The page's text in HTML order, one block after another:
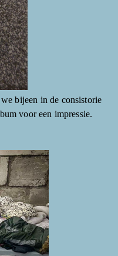
bijeen in de consistorie
voor een impressie.